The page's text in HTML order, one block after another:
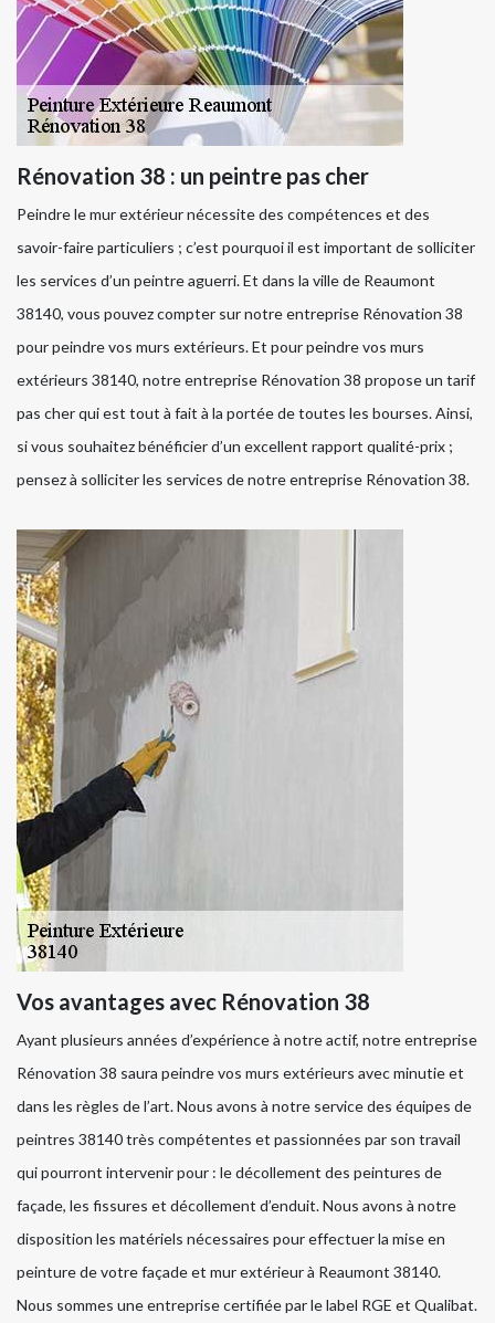
Rénovation 38 : un peintre pas cher
Peindre le mur extérieur nécessite des compétences et des
savoir-faire particuliers ; c’est pourquoi il est important de solliciter
les services d’un peintre aguerri. Et dans la ville de Reaumont
38140, vous pouvez compter sur notre entreprise Rénovation 38
pour peindre vos murs extérieurs. Et pour peindre vos murs
extérieurs 38140, notre entreprise Rénovation 38 propose un tarif
pas cher qui est tout à fait à la portée de toutes les bourses. Ainsi,
si vous souhaitez bénéficier d’un excellent rapport qualité-prix ;
pensez à solliciter les services de notre entreprise Rénovation 38.
Vos avantages avec Rénovation 38
Ayant plusieurs années d’expérience à notre actif, notre entreprise
Rénovation 38 saura peindre vos murs extérieurs avec minutie et
dans les règles de l’art. Nous avons à notre service des équipes de
peintres 38140 très compétentes et passionnées par son travail
qui pourront intervenir pour : le décollement des peintures de
façade, les fissures et décollement d’enduit. Nous avons à notre
disposition les matériels nécessaires pour effectuer la mise en
peinture de votre façade et mur extérieur à Reaumont 38140.
Nous sommes une entreprise certifiée par le label RGE et Qualibat.